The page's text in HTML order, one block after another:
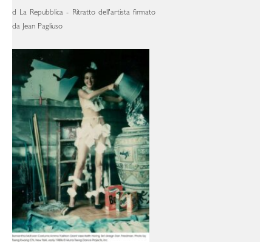
d La Repubblica - Ritratto dell'artista firmato
da Jean Pagliuso